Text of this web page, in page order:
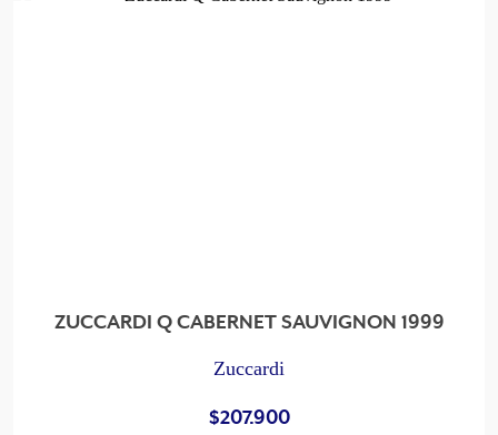
ZUCCARDI Q CABERNET SAUVIGNON 1999
Zuccardi
$207.900